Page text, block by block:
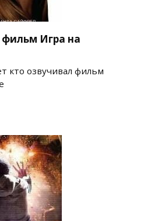
фильм Игра на
кто озвучивал фильм